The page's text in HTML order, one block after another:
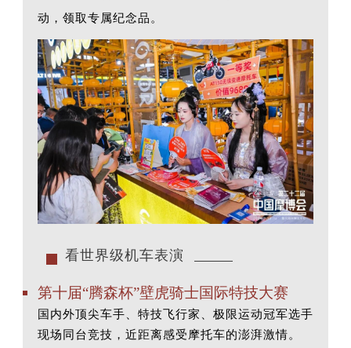
动，领取专属纪念品。
看世界级机车表演
第十届“腾森杯”壁虎骑士国际特技大赛
国内外顶尖车手、特技飞行家、极限运动冠军选手
现场同台竞技，近距离感受摩托车的澎湃激情。